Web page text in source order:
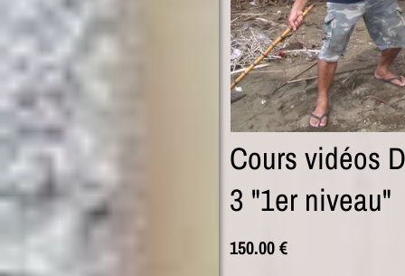
Cours vidéos
3 "1er niveau"
150.00 €